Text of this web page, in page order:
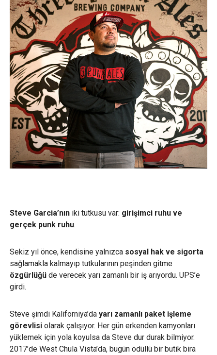
Steve Garcia’nın iki tutkusu var: girişimci ruhu ve
gerçek punk ruhu.
Sekiz yıl önce, kendisine yalnızca sosyal hak ve sigorta
sağlamakla kalmayıp tutkularının peşinden gitme
özgürlüğü de verecek yarı zamanlı bir iş arıyordu. UPS’e
girdi.
Steve şimdi Kaliforniya’da yarı zamanlı paket işleme
görevlisi olarak çalışıyor. Her gün erkenden kamyonları
yüklemek için yola koyulsa da Steve dur durak bilmiyor.
2017’de West Chula Vista’da, bugün ödüllü bir butik bira